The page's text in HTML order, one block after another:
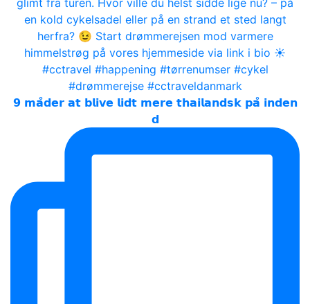
𝟵 𝗺𝗮̊𝗱𝗲𝗿 𝗮𝘁 𝗯𝗹𝗶𝘃𝗲 𝗹𝗶𝗱𝘁 𝗺𝗲𝗿𝗲 𝘁𝗵𝗮𝗶𝗹𝗮𝗻𝗱𝘀𝗸 𝗽𝗮̊ 𝗶𝗻𝗱𝗲𝗻
𝗱